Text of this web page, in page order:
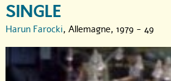
SINGLE
Harun Farocki, Allemagne, 1979 - 49